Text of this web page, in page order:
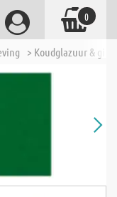
> Koudglazuur &
0